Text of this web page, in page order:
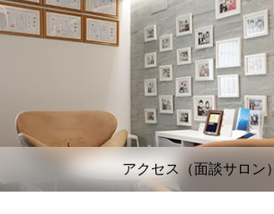
アクセス（面談サロン）